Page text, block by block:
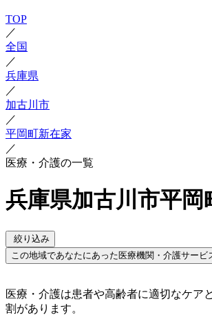
TOP
／
全国
／
兵庫県
／
加古川市
／
平岡町新在家
／
医療・介護の一覧
兵庫県加古川市平
絞り込み
この地域であなたにあった医療機関・介護サービ
医療・介護は患者や高齢者に適切なケア
割があります。